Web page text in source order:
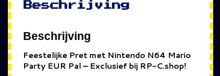
Beschrijving
Beschrijving
Feestelijke Pret met Nintendo N64 Mario
Party EUR Pal – Exclusief bij RP-C.shop!